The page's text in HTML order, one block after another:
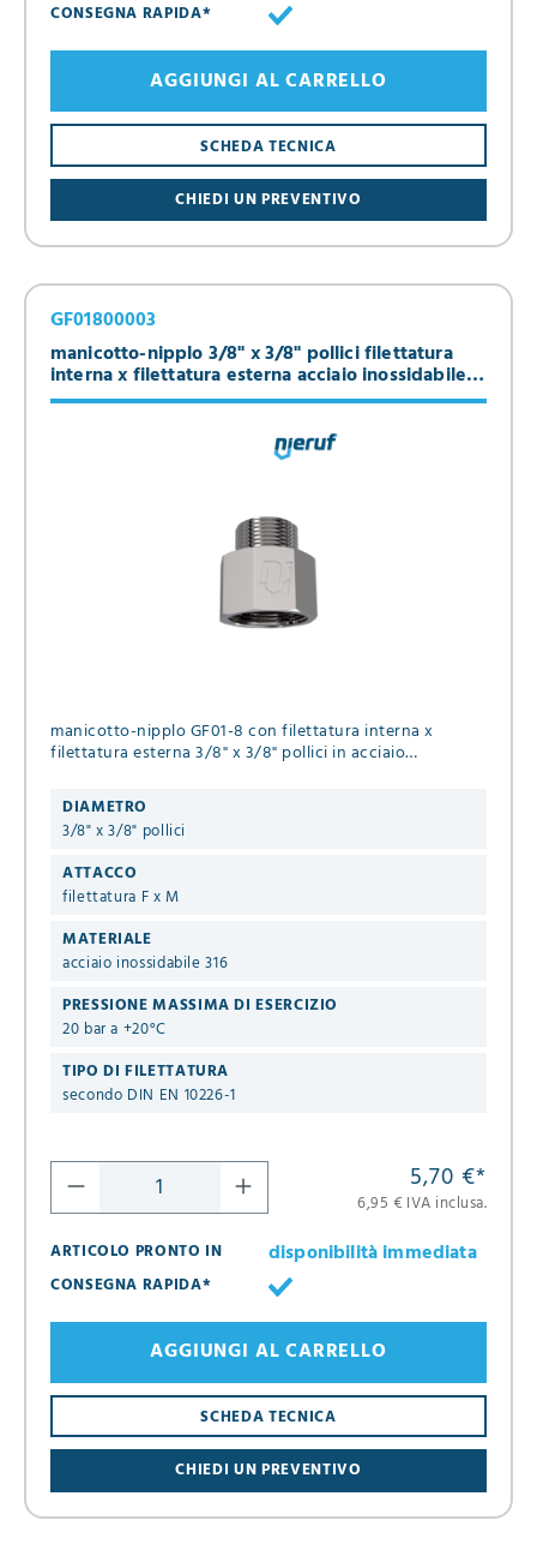
CONSEGNA RAPIDA*
CHIEDI UN PREVENTIVO
SCHEDA TECNICA
AGGIUNGI AL CARRELLO
manicotto-nipplo 3/8" x 3/8" pollici filettatura
interna x filettatura esterna acciaio inossidabile
316
GF01800003
manicotto-nipplo GF01-8 con filettatura interna x
filettatura esterna 3/8" x 3/8" pollici in acciaio
DIAMETRO
3/8" x 3/8" pollici
ATTACCO
filettatura F x M
MATERIALE
acciaio inossidabile 316
PRESSIONE MASSIMA DI ESERCIZIO
20 bar a +20°C
TIPO DI FILETTATURA
secondo DIN EN 10226-1
5,70 €*
6,95 € IVA inclusa.
ARTICOLO PRONTO IN
disponibilità immediata
CONSEGNA RAPIDA*
CHIEDI UN PREVENTIVO
SCHEDA TECNICA
AGGIUNGI AL CARRELLO